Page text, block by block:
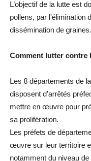
L’objectif de la lutte est
pollens, par l’élimination
dissémination de graines.
Comment lutter contre
Les 8 départements de
disposent d’arrêtés
mettre en œuvre pour
sa prolifération.
Les préfets de
œuvre sur leur territoire
notamment du niveau